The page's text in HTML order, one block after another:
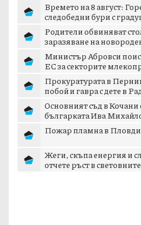
Времето на 8 август:
следобедни бури с
Родители обвиняват
заразяване на
Министър Абровси
ЕС за секторите
свиневъдст...
Прокуратурата в
побой и гавра с дете в
Основният съд в Кочани
българката Ива
Пожар пламна в
Жеги, скъпа енергия и
отчете ръст в